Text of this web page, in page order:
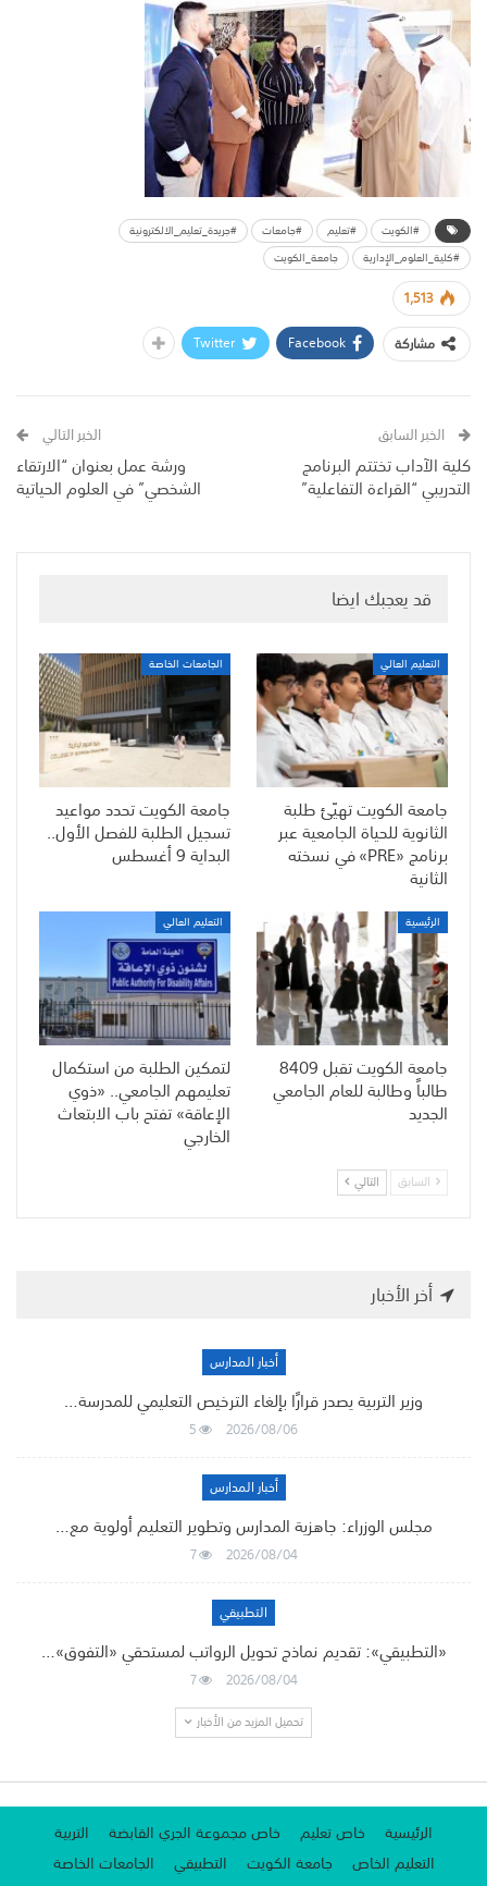
#الكويت #تعليم #جامعات
#جريدة_تعليم_الالكترونية
#كلية_العلوم_الإدارية
جامعة_الكويت
1,513
مشاركة
Facebook
Twitter
الخبر السابق
كلية الآداب تختتم البرنامج
التدريبي “القراءة التفاعلية”
الخبر التالي
ورشة عمل بعنوان “الارتقاء
الشخصي” في العلوم الحياتية
قد يعجبك ايضا
التعليم العالي
جامعة الكويت تهيّئ طلبة
الثانوية للحياة الجامعية عبر
برنامج «PRE» في نسخته
الثانية
الجامعات الخاصة
جامعة الكويت تحدد مواعيد
تسجيل الطلبة للفصل الأول..
البداية 9 أغسطس
الرئيسية
جامعة الكويت تقبل 8409
طالباً وطالبة للعام الجامعي
الجديد
التعليم العالي
لتمكين الطلبة من استكمال
تعليمهم الجامعي.. «ذوي
الإعاقة» تفتح باب الابتعاث
الخارجي
السابق التالي
أخر الأخبار
أخبار المدارس
وزير التربية يصدر قرارًا بإلغاء الترخيص التعليمي للمدرسة…
2026/08/06
5
أخبار المدارس
مجلس الوزراء: جاهزية المدارس وتطوير التعليم أولوية مع…
2026/08/04
7
التطبيقي
«التطبيقي»: تقديم نماذج تحويل الرواتب لمستحقي «التفوق»…
2026/08/04
7
تحميل المزيد من الأخبار
الرئيسية خاص تعليم خاص مجموعة الجري القابضة
التربية
التعليم الخاص
جامعة الكويت التطبيقي
الجامعات الخاصة